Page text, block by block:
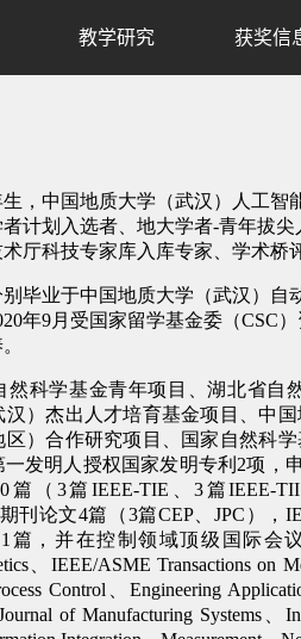
教学研究 获奖信